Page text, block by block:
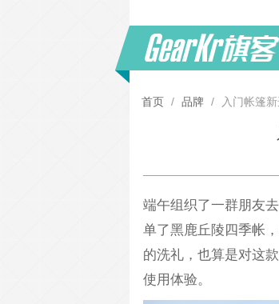
首页 / 品牌 / 入门帐篷
端午组织了一群朋友
单了黑鹿丘陵四季帐
的洗礼，也算是对这
使用体验。